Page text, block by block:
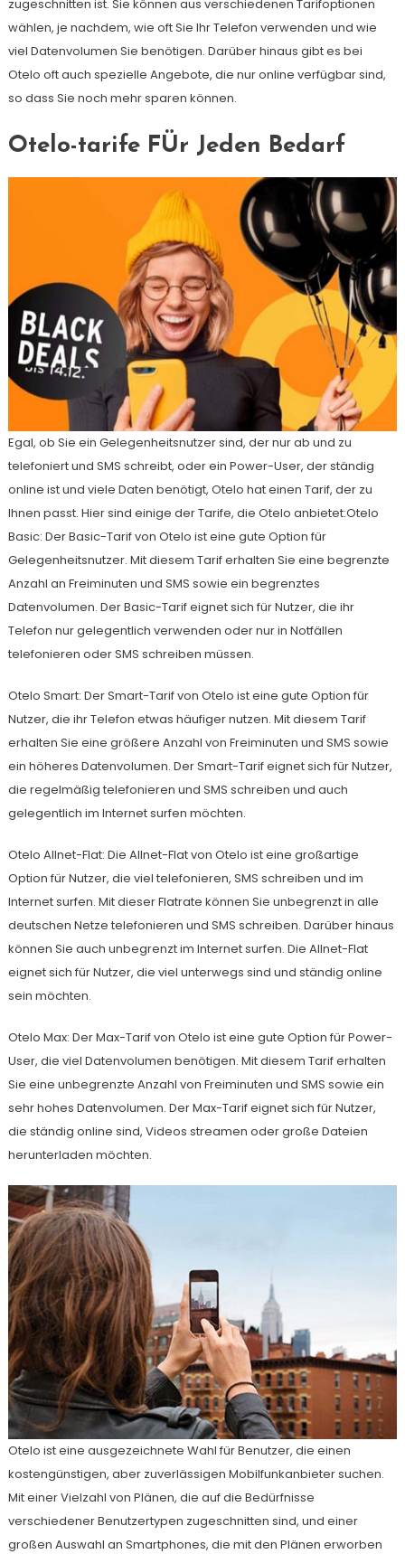
zugeschnitten ist. Sie können aus verschiedenen Tarifoptionen
wählen, je nachdem, wie oft Sie Ihr Telefon verwenden und wie
viel Datenvolumen Sie benötigen. Darüber hinaus gibt es bei
Otelo oft auch spezielle Angebote, die nur online verfügbar sind,
so dass Sie noch mehr sparen können.
Otelo-tarife FÜr Jeden Bedarf
Egal, ob Sie ein Gelegenheitsnutzer sind, der nur ab und zu
telefoniert und SMS schreibt, oder ein Power-User, der ständig
online ist und viele Daten benötigt, Otelo hat einen Tarif, der zu
Ihnen passt. Hier sind einige der Tarife, die Otelo anbietet:Otelo
Basic: Der Basic-Tarif von Otelo ist eine gute Option für
Gelegenheitsnutzer. Mit diesem Tarif erhalten Sie eine begrenzte
Anzahl an Freiminuten und SMS sowie ein begrenztes
Datenvolumen. Der Basic-Tarif eignet sich für Nutzer, die ihr
Telefon nur gelegentlich verwenden oder nur in Notfällen
telefonieren oder SMS schreiben müssen.
Otelo Smart: Der Smart-Tarif von Otelo ist eine gute Option für
Nutzer, die ihr Telefon etwas häufiger nutzen. Mit diesem Tarif
erhalten Sie eine größere Anzahl von Freiminuten und SMS sowie
ein höheres Datenvolumen. Der Smart-Tarif eignet sich für Nutzer,
die regelmäßig telefonieren und SMS schreiben und auch
gelegentlich im Internet surfen möchten.
Otelo Allnet-Flat: Die Allnet-Flat von Otelo ist eine großartige
Option für Nutzer, die viel telefonieren, SMS schreiben und im
Internet surfen. Mit dieser Flatrate können Sie unbegrenzt in alle
deutschen Netze telefonieren und SMS schreiben. Darüber hinaus
können Sie auch unbegrenzt im Internet surfen. Die Allnet-Flat
eignet sich für Nutzer, die viel unterwegs sind und ständig online
sein möchten.
Otelo Max: Der Max-Tarif von Otelo ist eine gute Option für Power-
User, die viel Datenvolumen benötigen. Mit diesem Tarif erhalten
Sie eine unbegrenzte Anzahl von Freiminuten und SMS sowie ein
sehr hohes Datenvolumen. Der Max-Tarif eignet sich für Nutzer,
die ständig online sind, Videos streamen oder große Dateien
herunterladen möchten.
Otelo ist eine ausgezeichnete Wahl für Benutzer, die einen
kostengünstigen, aber zuverlässigen Mobilfunkanbieter suchen.
Mit einer Vielzahl von Plänen, die auf die Bedürfnisse
verschiedener Benutzertypen zugeschnitten sind, und einer
großen Auswahl an Smartphones, die mit den Plänen erworben